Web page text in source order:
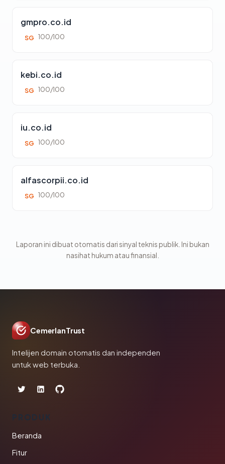
gmpro.co.id
SG 100/100
kebi.co.id
SG 100/100
iu.co.id
SG 100/100
alfascorpii.co.id
SG 100/100
Laporan ini dibuat otomatis dari sinyal teknis publik. Ini bukan
nasihat hukum atau finansial.
CemerlanTrust
Intelijen domain otomatis dan independen
untuk web terbuka.
PRODUK
Beranda
Fitur